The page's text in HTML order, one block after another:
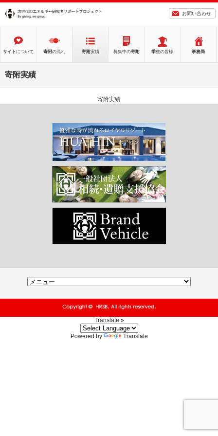
お問い合わせ
サイト について 寄附の流れ 寄附実績 募集中の寄附 学生の皆様 事務局
寄附実績
寄附実績
Translate »
Powered by Translate